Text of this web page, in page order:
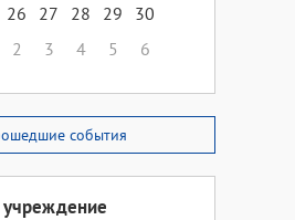
26 27 28 29
30
2 3 4 5 6
события